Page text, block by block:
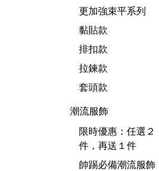
更加強束平系列
黏貼款
排扣款
拉鍊款
套頭款
潮流服飾
限時優惠：任選２
件，再送１件
帥踢必備潮流服飾